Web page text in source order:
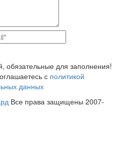
обязательные для заполнения!
с политикой
данных
Все права защищены 2007-